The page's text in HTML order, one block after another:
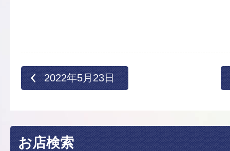
2022年5月23日
お店検索